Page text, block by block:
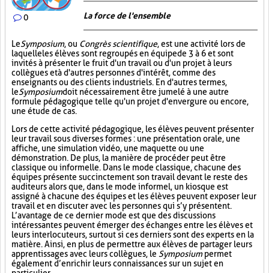
0 La force de l'ensemble
LeSymposium, ou Congrès scientifique, est une activité lors de
laquelle les élèves sont regroupés en équipe de 3 à 6 et sont
invités à présenter le fruit d'un travail ou d'un projet à leurs
collègues et à d'autres personnes d'intérêt, comme des
enseignants ou des clients industriels. En d'autres termes,
leSymposiumdoit nécessairement être jumelé à une autre
formule pédagogique telle qu'un projet d'envergure ou encore,
une étude de cas.
Lors de cette activité pédagogique, les élèves peuvent présenter
leur travail sous diverses formes : une présentation orale, une
affiche, une simulation vidéo, une maquette ou une
démonstration. De plus, la manière de procéder peut être
classique ou informelle. Dans le mode classique, chacune des
équipes présente succinctement son travail devant le reste des
auditeurs alors que, dans le mode informel, un kiosque est
assigné à chacune des équipes et les élèves peuvent exposer leur
travail et en discuter avec les personnes qui s’y présentent.
L’avantage de ce dernier mode est que des discussions
intéressantes peuvent émerger des échanges entre les élèves et
leurs interlocuteurs, surtout si ces derniers sont des experts en la
matière. Ainsi, en plus de permettre aux élèves de partager leurs
apprentissages avec leurs collègues, le Symposiumpermet
également d’enrichir leurs connaissances sur un sujet en